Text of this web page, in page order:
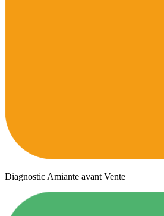
Diagnostic Amiante avant Vente